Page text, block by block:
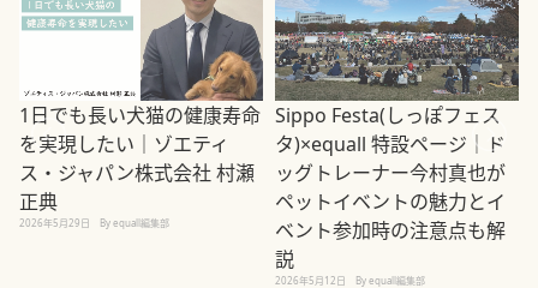
1日でも長い犬猫の健康寿命
を実現したい｜ゾエティ
ス・ジャパン株式会社 村瀬
正典
2026年5月29日 By equall編集部
Sippo Festa(しっぽフェス
タ)×equall 特設ページ｜ド
ッグトレーナー今村真也が
ペットイベントの魅力とイ
ベント参加時の注意点も解
説
2026年5月12日 By equall編集部